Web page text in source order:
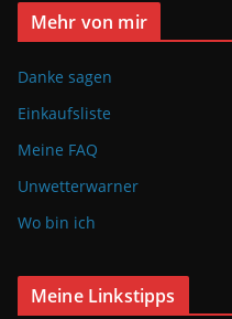
Mehr von mir
Danke sagen
Einkaufsliste
Meine FAQ
Unwetterwarner
Wo bin ich
Meine Linkstipps